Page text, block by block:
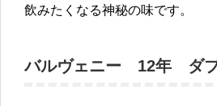
飲みたくなる神秘の味です。
バルヴェニー 12年 ダ